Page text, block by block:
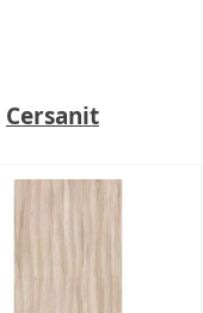
Cersanit